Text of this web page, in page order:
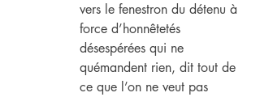
vers le fenestron du détenu à
force d’honnêtetés
désespérées qui ne
quémandent rien, dit tout de
ce que l’on ne veut pas